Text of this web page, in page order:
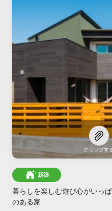
クリップす
新築
暮らしを楽しむ遊び心がいっ
のある家